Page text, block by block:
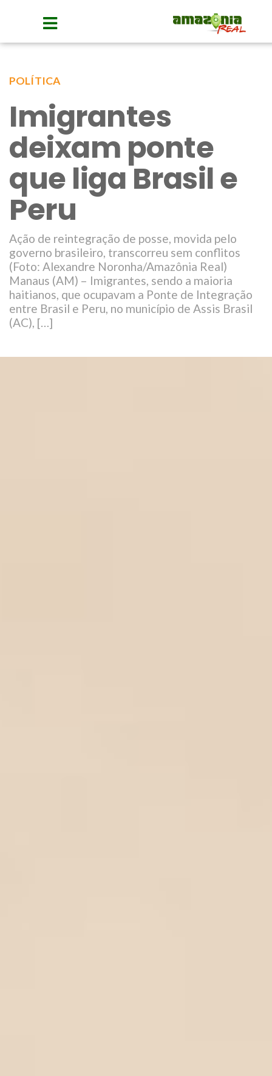
POLÍTICA
Imigrantes
deixam ponte
que liga Brasil e
Peru
Ação de reintegração de posse, movida pelo
governo brasileiro, transcorreu sem conflitos
(Foto: Alexandre Noronha/Amazônia Real)
Manaus (AM) – Imigrantes, sendo a maioria
haitianos, que ocupavam a Ponte de Integração
entre Brasil e Peru, no município de Assis Brasil
(AC), […]